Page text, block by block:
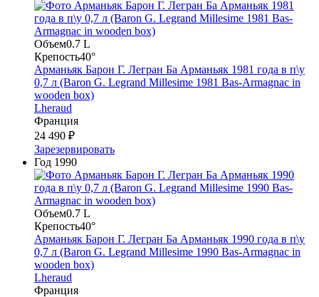
Объем0.7 L
Крепость40°
Арманьяк Барон Г. Легран Ба Арманьяк 1981 года в п\у
0,7 л (Baron G. Legrand Millesime 1981 Bas-Armagnac in
wooden box)
Lheraud
Франция
24 490 ₽
Зарезервировать
Год 1990
Объем0.7 L
Крепость40°
Арманьяк Барон Г. Легран Ба Арманьяк 1990 года в п\у
0,7 л (Baron G. Legrand Millesime 1990 Bas-Armagnac in
wooden box)
Lheraud
Франция